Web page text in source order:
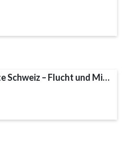
Geschichte Schweiz – Flucht und Migration